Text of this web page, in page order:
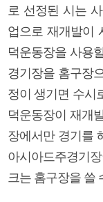
로 선정된 시는
업으로 재개발이
덕운동장을 사용
경기장을 홈구장
정이 생기면 수시
덕운동장이 재개
장에서만 경기를
아시아드주경기
크는 홈구장을 쓸